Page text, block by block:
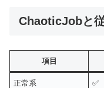
ChaoticJobと
項目
正常系 ✅